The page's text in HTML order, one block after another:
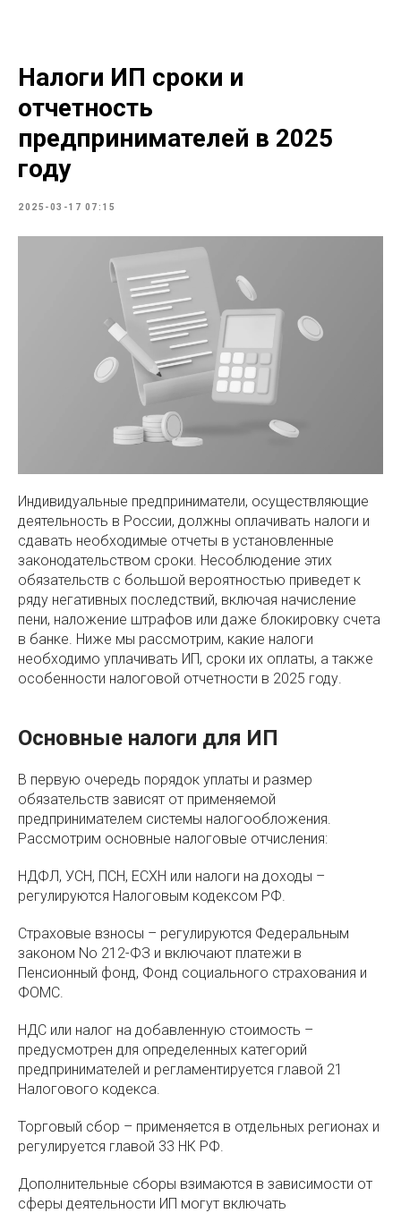
Налоги ИП сроки и
отчетность
предпринимателей в 2025
году
2025-03-17 07:15
Индивидуальные предприниматели, осуществляющие
деятельность в России, должны оплачивать налоги и
сдавать необходимые отчеты в установленные
законодательством сроки. Несоблюдение этих
обязательств с большой вероятностью приведет к
ряду негативных последствий, включая начисление
пени, наложение штрафов или даже блокировку счета
в банке. Ниже мы рассмотрим, какие налоги
необходимо уплачивать ИП, сроки их оплаты, а также
особенности налоговой отчетности в 2025 году.
Основные налоги для ИП
В первую очередь порядок уплаты и размер
обязательств зависят от применяемой
предпринимателем системы налогообложения.
Рассмотрим основные налоговые отчисления:
НДФЛ, УСН, ПСН, ЕСХН или налоги на доходы –
регулируются Налоговым кодексом РФ.
Страховые взносы – регулируются Федеральным
законом No 212-ФЗ и включают платежи в
Пенсионный фонд, Фонд социального страхования и
ФОМС.
НДС или налог на добавленную стоимость –
предусмотрен для определенных категорий
предпринимателей и регламентируется главой 21
Налогового кодекса.
Торговый сбор – применяется в отдельных регионах и
регулируется главой 33 НК РФ.
Дополнительные сборы взимаются в зависимости от
сферы деятельности ИП могут включать